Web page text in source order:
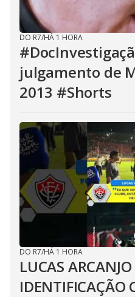
DO R7/HÁ 1 HORA
julgamento de
2013 #Shorts
DO R7/HÁ 1 HORA
LUCAS
IDENTIFICAÇÃO